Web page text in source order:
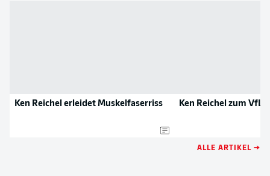
Ken Reichel erleidet Muskelfaserriss Ken Reichel zum VfL
ALLE ARTIKEL →